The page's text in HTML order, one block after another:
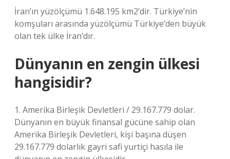
İran’ın yüzölçümü 1.648.195 km2’dir. Türkiye’nin
komşuları arasında yüzölçümü Türkiye’den büyük
olan tek ülke İran’dır.
Dünyanın en zengin ülkesi
hangisidir?
1. Amerika Birleşik Devletleri / 29.167.779 dolar.
Dünyanın en büyük finansal gücüne sahip olan
Amerika Birleşik Devletleri, kişi başına düşen
29.167.779 dolarlık gayri safi yurtiçi hasıla ile